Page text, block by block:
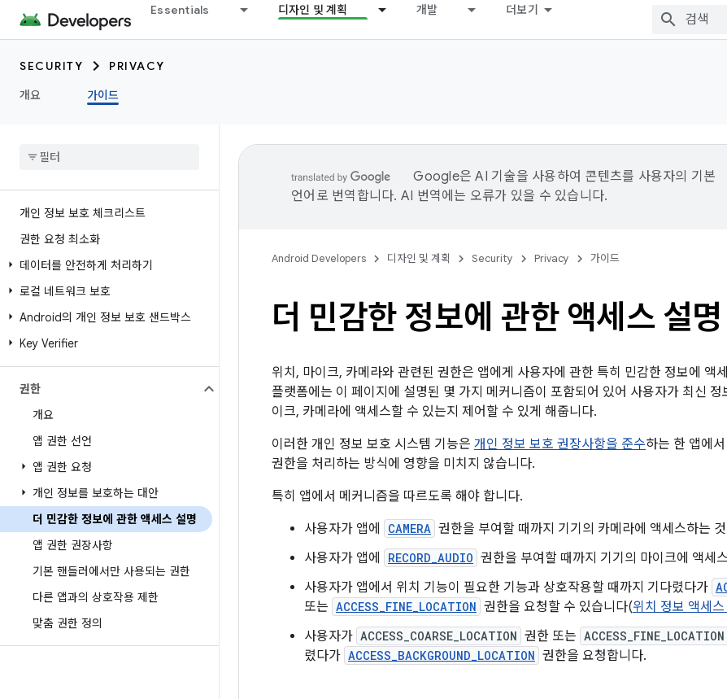
Essentials 디자인 및 계획 개발 더보기
SECURITY
PRIVACY
개요
가이드
개인 정보 보호 체크리스트
권한 요청 최소화
데이터를 안전하게 처리하기
로컬 네트워크 보호
Android의 개인 정보 보호 샌드박스
Key Verifier
권한
개요
앱 권한 선언
앱 권한 요청
개인 정보를 보호하는 대안
더 민감한 정보에 관한 액세스 설명
앱 권한 권장사항
기본 핸들러에서만 사용되는 권한
다른 앱과의 상호작용 제한
맞춤 권한 정의
Google은 AI 기술을 사용하여 콘텐츠를 사용자의 기본
언어로 번역합니다. AI 번역에는 오류가 있을 수 있습니다.
Android Developers 디자인 및 계획 Security Privacy 가이드
더 민감한 정보에 관한 액세스 설명
위치, 마이크, 카메라와 관련된 권한은 앱에게 사용자에 관한 특히 민감한 정보에 액
플랫폼에는 이 페이지에 설명된 몇 가지 메커니즘이 포함되어 있어 사용자가 최신
이크, 카메라에 액세스할 수 있는지 제어할 수 있게 해줍니다.
이러한 개인 정보 보호 시스템 기능은 개인 정보 보호 권장사항을 준수하는 한 앱에
권한을 처리하는 방식에 영향을 미치지 않습니다.
특히 앱에서 메커니즘을 따르도록 해야 합니다.
사용자가 앱에
CAMERA 권한을 부여할 때까지 기기의 카메라에 액세스하는
사용자가 앱에
RECORD_AUDIO 권한을 부여할 때까지 기기의 마이크에 액세
사용자가 앱에서 위치 기능이 필요한 기능과 상호작용할 때까지 기다렸다가
또는 ACCESS_FINE_LOCATION 권한을 요청할 수 있습니다(위치 정보 액세
사용자가 ACCESS_COARSE_LOCATION 권한 또는 ACCESS_FINE_LOCATION
렸다가 ACCESS_BACKGROUND_LOCATION 권한을 요청합니다.